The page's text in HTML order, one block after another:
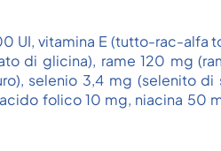
UI, vitamina E (tutto-rac-
di glicina), rame 120 mg
selenio 3,4 mg (selenito
folico 10 mg, niacina